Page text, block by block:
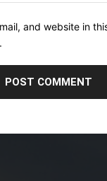
and website in